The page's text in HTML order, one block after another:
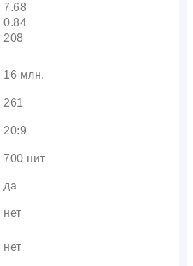
7.68
0.84
208
16 млн.
261
20:9
700 нит
да
нет
нет